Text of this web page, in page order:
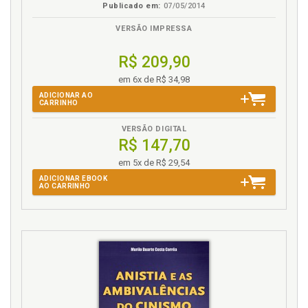
causalidade adequada e possibilidade objetiva, p. 64
Jogo. Modelo do "jogo" e a regra jurídica, p. 105
Kant. Epistemologia kantiana e o conceito de
representação, p. 54
Legalidade própria (eigengesetzlichkeit) do direito e
Legitimação. Transformações do direito público e
estratégias de legitimação, p. 325
Legitimidade e dominação, p. 289
Legitimidade e legitimação, p. 304
Publicado em: 07/05/2014
VERSÃO IMPRESSA
R$ 209,90
em 6x de R$ 34,98
ADICIONAR AO
CARRINHO
VERSÃO DIGITAL
R$ 147,70
em 5x de R$ 29,54
ADICIONAR EBOOK
AO CARRINHO